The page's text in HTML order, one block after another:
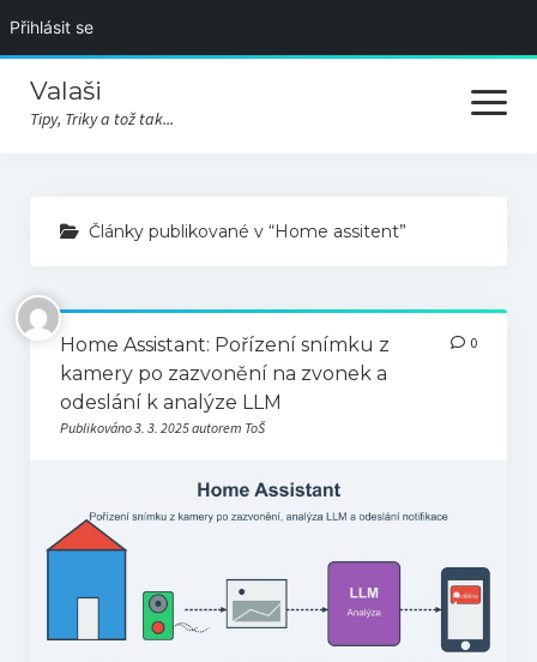
Přihlásit se
Valaši
Tipy, Triky a tož tak...
otevřít
menu
Akce
Videa
Rozcestí
Články publikované v “Home assitent”
Home Assistant: Pořízení snímku z
kamery po zazvonění na zvonek a
odeslání k analýze LLM
Publikováno 3. 3. 2025 autorem ToŠ
0